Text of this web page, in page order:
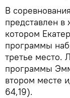
В
представлен
котором
программы
третье место.
программы
втором месте
64,19).